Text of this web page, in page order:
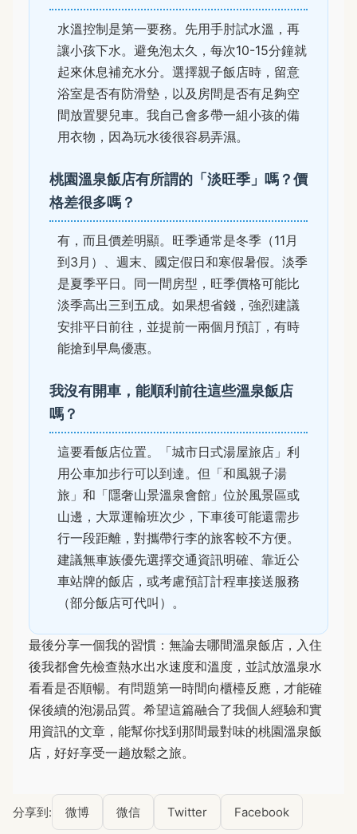
水溫控制是第一要務。先用手肘試水溫，再
讓小孩下水。避免泡太久，每次10-15分鐘就
起來休息補充水分。選擇親子飯店時，留意
浴室是否有防滑墊，以及房間是否有足夠空
間放置嬰兒車。我自己會多帶一組小孩的備
用衣物，因為玩水後很容易弄濕。
桃園溫泉飯店有所謂的「淡旺季」嗎？價
格差很多嗎？
有，而且價差明顯。旺季通常是冬季（11月
到3月）、週末、國定假日和寒假暑假。淡季
是夏季平日。同一間房型，旺季價格可能比
淡季高出三到五成。如果想省錢，強烈建議
安排平日前往，並提前一兩個月預訂，有時
能搶到早鳥優惠。
我沒有開車，能順利前往這些溫泉飯店
嗎？
這要看飯店位置。「城市日式湯屋旅店」利
用公車加步行可以到達。但「和風親子湯
旅」和「隱奢山景溫泉會館」位於風景區或
山邊，大眾運輸班次少，下車後可能還需步
行一段距離，對攜帶行李的旅客較不方便。
建議無車族優先選擇交通資訊明確、靠近公
車站牌的飯店，或考慮預訂計程車接送服務
（部分飯店可代叫）。
最後分享一個我的習慣：無論去哪間溫泉飯店，入住
後我都會先檢查熱水出水速度和溫度，並試放溫泉水
看看是否順暢。有問題第一時間向櫃檯反應，才能確
保後續的泡湯品質。希望這篇融合了我個人經驗和實
用資訊的文章，能幫你找到那間最對味的桃園溫泉飯
店，好好享受一趟放鬆之旅。
分享到: 微博 微信 Twitter Facebook